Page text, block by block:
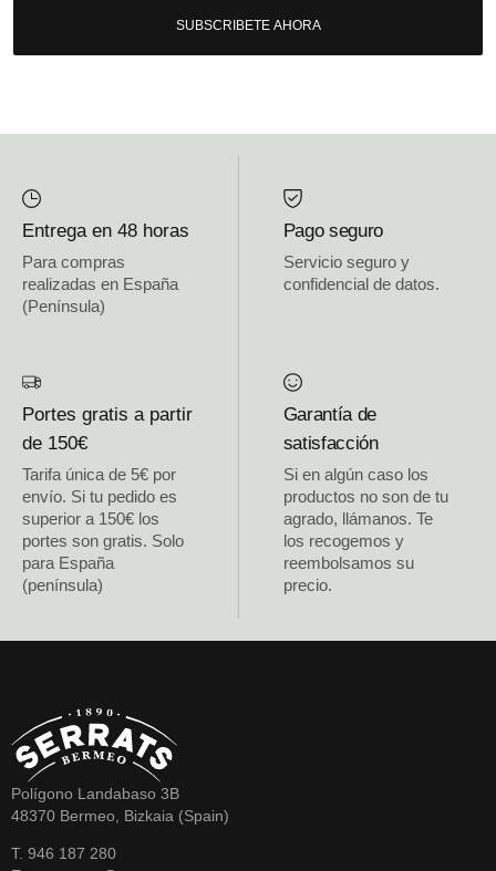
SUBSCRIBETE AHORA
Entrega en 48 horas
Para compras
realizadas en España
(Península)
Pago seguro
Servicio seguro y
confidencial de datos.
Portes gratis a partir
de 150€
Tarifa única de 5€ por
envío. Si tu pedido es
superior a 150€ los
portes son gratis. Solo
para España
(península)
Garantía de
satisfacción
Si en algún caso los
productos no son de tu
agrado, llámanos. Te
los recogemos y
reembolsamos su
precio.
Polígono Landabaso 3B
48370 Bermeo, Bizkaia (Spain)
T. 946 187 280